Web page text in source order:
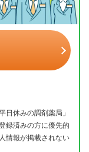
日休みの調剤薬局」
録済みの方に優先的
情報が掲載されない